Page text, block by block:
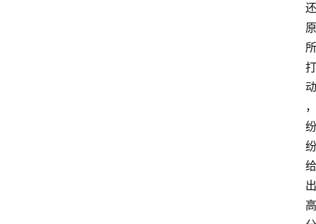
还
原
所
打
动
，
纷
纷
给
出
高